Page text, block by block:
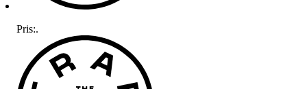
Pris:.